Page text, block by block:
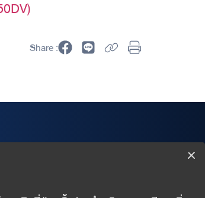
Share :
at CentralWorld 18/F, Rama I Road,